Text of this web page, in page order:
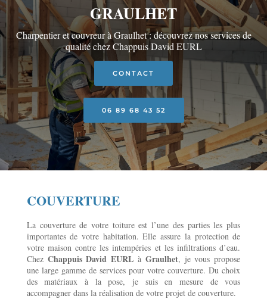
GRAULHET
Charpentier et couvreur à Graulhet : découvrez nos services de
qualité chez Chappuis David EURL
CONTACT
06 89 68 43 52
COUVERTURE
La couverture de votre toiture est l’une des parties les plus
importantes de votre habitation. Elle assure la protection de
votre maison contre les intempéries et les infiltrations d’eau.
Chez Chappuis David EURL à Graulhet, je vous propose
une large gamme de services pour votre couverture. Du choix
des matériaux à la pose, je suis en mesure de vous
accompagner dans la réalisation de votre projet de couverture.